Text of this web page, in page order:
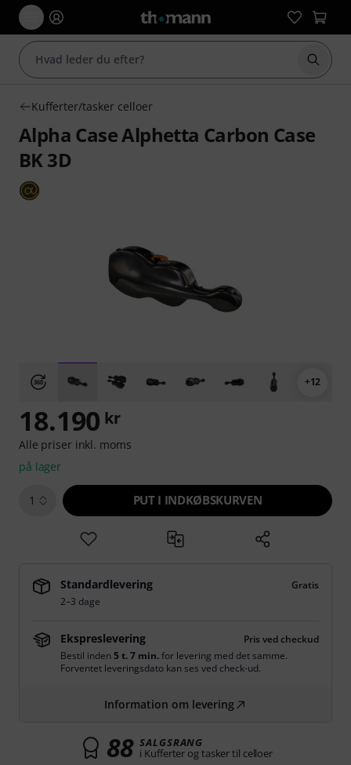
Start
Kufferter/tasker celloer
Alpha Case Alphetta Carbon Case
BK 3D
+12
18.190 kr
Alle priser inkl. moms
på lager
1 PUT I INDKØBSKURVEN
Standardlevering
Gratis
2–3 dage
Ekspreslevering
Pris ved checkud
Bestil inden5 t. 7 min.for levering med det samme.
Forventet leveringsdato kan ses ved check-ud.
Information om levering
88 SALGSRANG
i Kufferter og tasker til celloer